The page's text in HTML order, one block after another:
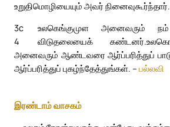
உறுதிமொழியையும் அவர்
3c
உலகெங்குமுள அனைவரும்
விடுதலையைக் கண்டனர்.
4
அனைவரும் ஆண்டவரை ஆர்ப்பரித்துப்
ஆர்ப்பரித்துப் புகழ்ந்தேத்துங்கள். – பல்லவி
இரண்டாம் வாசகம்